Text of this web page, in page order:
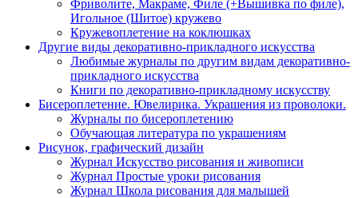
Фриволите, Макраме, Филе (+Вышивка по филе),
Игольное (Шитое) кружево
Кружевоплетение на коклюшках
Другие виды декоративно-прикладного искусства
Любимые журналы по другим видам декоративно-
прикладного искусства
Книги по декоративно-прикладному искусству
Бисероплетение. Ювелирика. Украшения из проволоки.
Журналы по бисероплетению
Обучающая литература по украшениям
Рисунок, графический дизайн
Журнал Искусство рисования и живописи
Журнал Простые уроки рисования
Журнал Школа рисования для малышей